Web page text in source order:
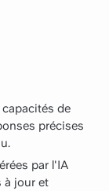
de
précises
par l'IA
à jour et